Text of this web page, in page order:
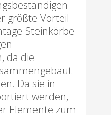
größte Vorteil
Steinkörbe
da die
Da sie in
werden,
Elemente zum